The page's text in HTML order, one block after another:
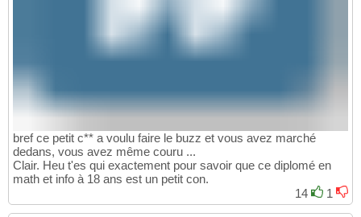
bref ce petit c** a voulu faire le buzz et vous avez marché
dedans, vous avez même couru ...
Clair. Heu t'es qui exactement pour savoir que ce diplomé en
math et info à 18 ans est un petit con.
14
1